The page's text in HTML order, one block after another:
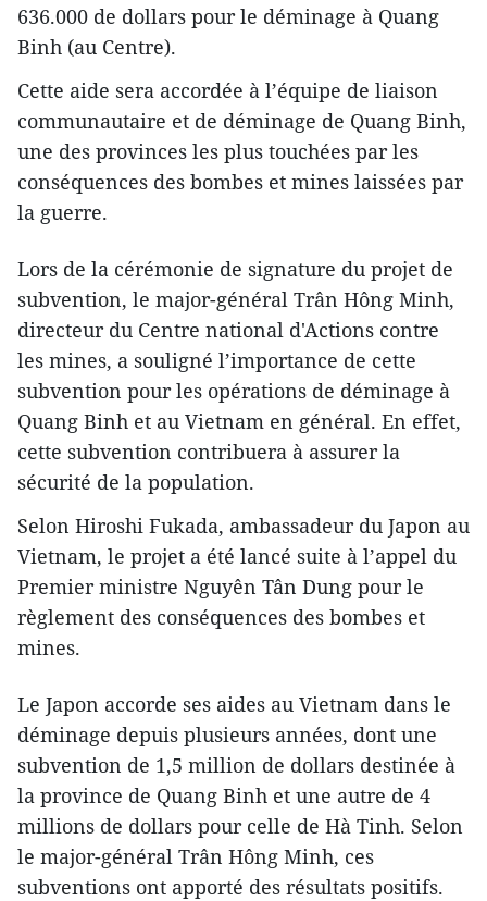
636.000 de dollars pour le déminage à Quang
Binh (au Centre).
Cette aide sera accordée à l’équipe de liaison
communautaire et de déminage de Quang Binh,
une des provinces les plus touchées par les
conséquences des bombes et mines laissées par
la guerre.
Lors de la cérémonie de signature du projet de
subvention, le major-général Trân Hông Minh,
directeur du Centre national d'Actions contre
les mines, a souligné l’importance de cette
subvention pour les opérations de déminage à
Quang Binh et ​au Vietnam en général. En effet,
cette subvention contribuera à assurer la
sécurité de la population.
Selon Hiroshi Fukada, ambassadeur du Japon au
Vietnam, le projet a été lancé suite à l’appel du
Premier ministre Nguyên Tân Dung pour le
règlement des conséquences des bombes et
mines.
Le Japon accorde ses aides au Vietnam dans le
déminage depuis plusieurs années, dont une
subvention de 1,5 million de dollars destinée à
la province de Quang Binh et ​une autre de 4
millions de dollars pour celle de Hà Tinh. Selon
le major-général Trân Hông Minh, ces
subventions ont apporté des résultats positifs.